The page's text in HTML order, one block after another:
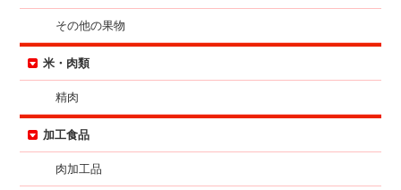
その他の果物
米・肉類
精肉
加工食品
肉加工品